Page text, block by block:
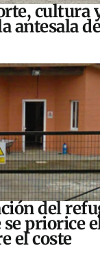
cultura
antesala
del
se priorice
el coste